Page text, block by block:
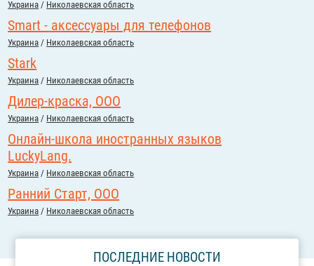
Украина / Николаевская область
Smart - аксессуары для телефонов
Украина / Николаевская область
Stark
Украина / Николаевская область
Дилер-краска, ООО
Украина / Николаевская область
Онлайн-школа иностранных языков
LuckyLang.
Украина / Николаевская область
Ранний Старт, ООО
Украина / Николаевская область
ПОСЛЕДНИЕ НОВОСТИ